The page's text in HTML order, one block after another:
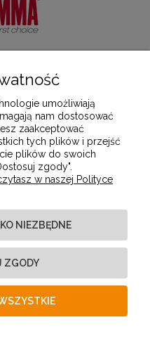
umożliwiają
nam dostosować
zaakceptować
tych plików i przejść
plików do swoich
zgody".
w naszej Polityce
NIEZBĘDNE
ZGODY